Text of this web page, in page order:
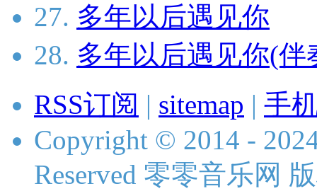
27. 多年以后遇见你
28. 多年以后遇见你(伴
RSS订阅 | sitemap | 手
Copyright © 2014 -
Reserved 零零音乐网